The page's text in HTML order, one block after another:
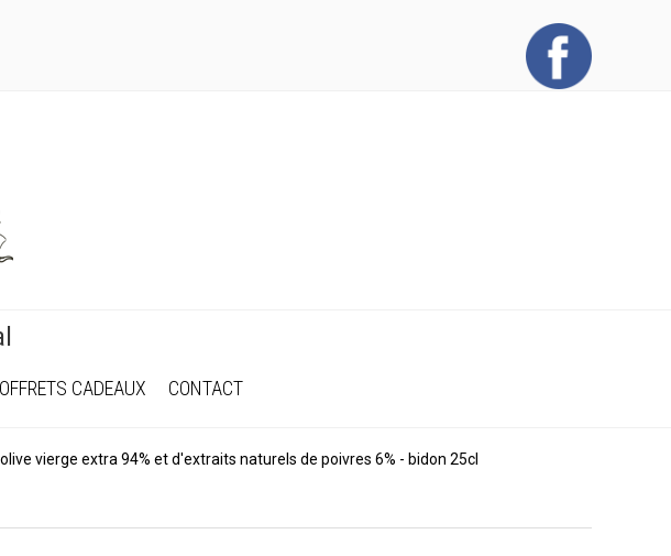
CADEAUX CONTACT
vierge extra 94% et d'extraits naturels de poivres 6% - bidon 25cl